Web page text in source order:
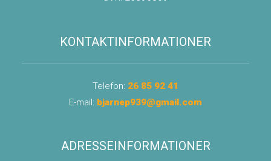
KONTAKTINFORMATIONER​
Telefon: 26 85 92 41
E-mail: bjarnep939@gmail.com
ADRESSEINFORMATIONER​